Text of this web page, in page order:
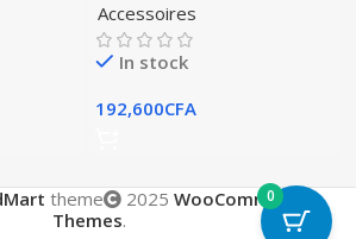
Accessoires
In stock
192,600CFA
theme 2025 WooCommerce
Themes.
0